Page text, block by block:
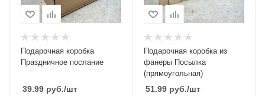
Подарочная коробка
Праздничное послание
39.99 руб./шт
Подарочная коробка из
фанеры Посылка
(прямоугольная)
51.99руб./шт